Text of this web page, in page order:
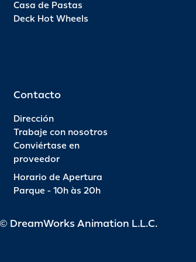
Casa de Pastas
Deck Hot Wheels
Contacto
Dirección
Trabaje con nosotros
Conviértase en
proveedor
Horario de Apertura
Parque - 10h às 20h
DreamWorks Animation L.L.C.